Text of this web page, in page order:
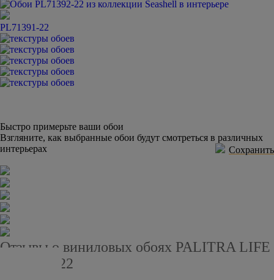
PL71391-22
Быстро примерьте ваши обои
Взгляните, как выбранные обои будут смотреться в различных
интерьерах
Сохранить
Отзывы о виниловых обоях PALITRA LIFE
PL71392-22